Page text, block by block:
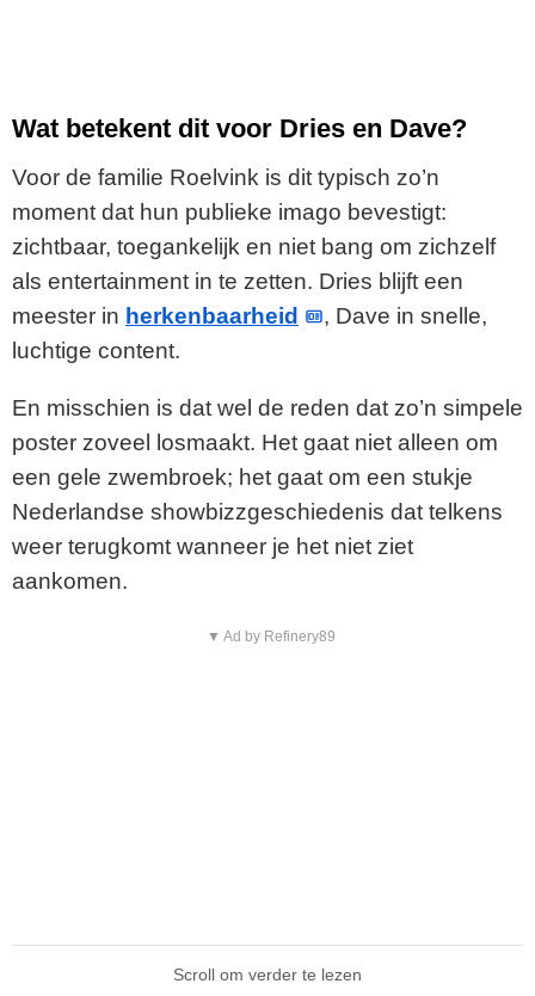
Wat betekent dit voor Dries en Dave?
Voor de familie Roelvink is dit typisch zo’n
moment dat hun publieke imago bevestigt:
zichtbaar, toegankelijk en niet bang om zichzelf
als entertainment in te zetten. Dries blijft een
meester in herkenbaarheid
, Dave in snelle,
luchtige content.
En misschien is dat wel de reden dat zo’n simpele
poster zoveel losmaakt. Het gaat niet alleen om
een gele zwembroek; het gaat om een stukje
Nederlandse showbizzgeschiedenis dat telkens
weer terugkomt wanneer je het niet ziet
aankomen.
▼ Ad by Refinery89
Scroll om verder te lezen